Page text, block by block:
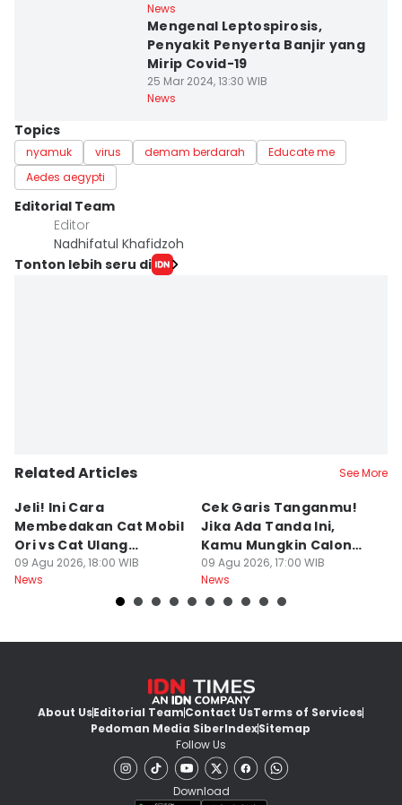
News
Mengenal Leptospirosis,
Penyakit Penyerta Banjir yang
Mirip Covid-19
25 Mar 2024, 13:30 WIB
News
Topics
nyamuk virus demam berdarah
Educate me
Aedes aegypti
Editorial Team
Editor
Nadhifatul Khafidzoh
Tonton lebih seru di
Related Articles See More
Jeli! Ini Cara
Membedakan Cat Mobil
Ori vs Cat Ulang
Oplosan saat Beli
kendaraan Bekas
09 Agu 2026, 18:00 WIB
News
Cek Garis Tanganmu!
Jika Ada Tanda Ini,
Kamu Mungkin Calon
Orang Sukses
09 Agu 2026, 17:00 WIB
News
About UsEditorial TeamContact UsTerms of Services
Pedoman Media SiberIndexSitemap
Follow Us
Download